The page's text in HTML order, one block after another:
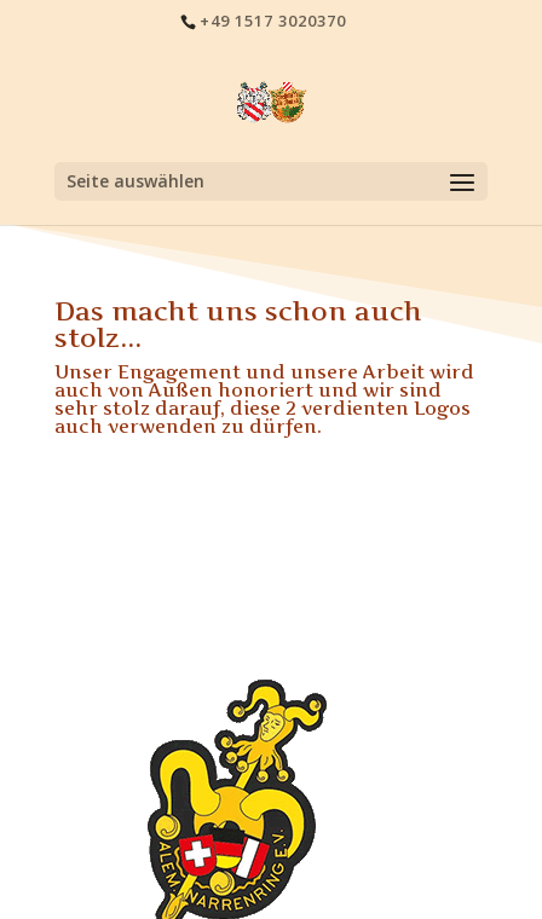
+49 1517 3020370
Seite auswählen
Das macht uns schon auch
stolz...
Unser Engagement und unsere Arbeit wird
auch von Außen honoriert und wir sind
sehr stolz darauf, diese 2 verdienten Logos
auch verwenden zu dürfen.